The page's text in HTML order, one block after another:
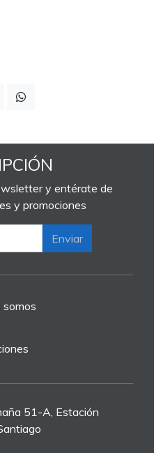
y entérate de
y promociones
Enviar
somos
51-A, Estación